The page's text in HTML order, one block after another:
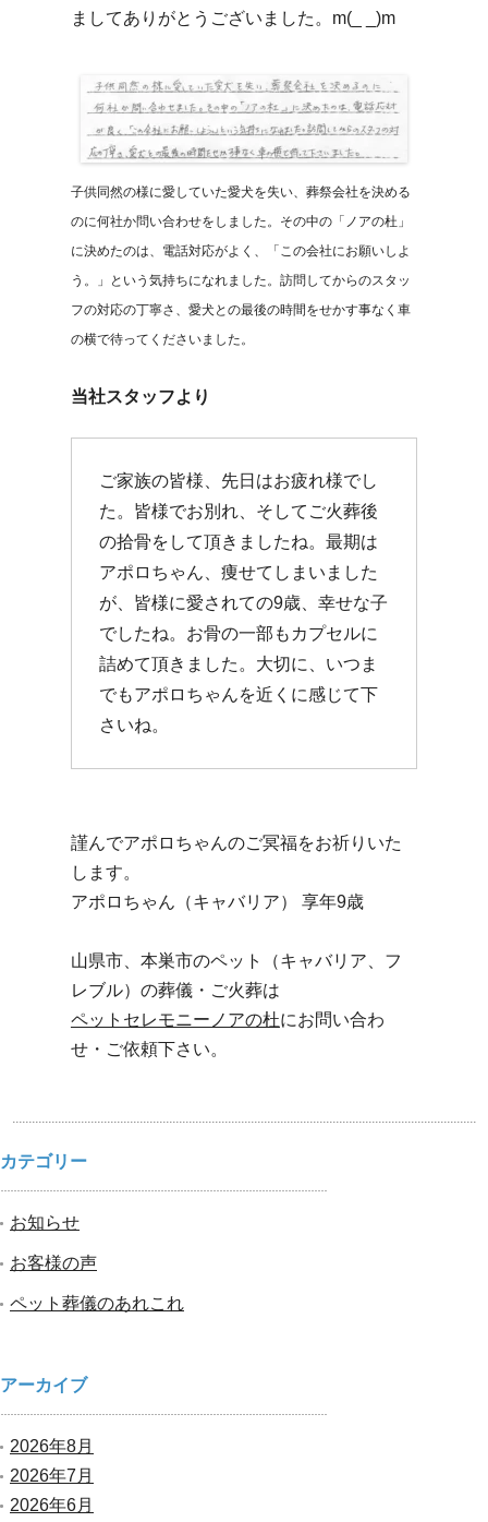
ましてありがとうございました。m(_ _)m
子供同然の様に愛していた愛犬を失い、葬祭会社を決める
のに何社か問い合わせをしました。その中の「ノアの杜」
に決めたのは、電話対応がよく、「この会社にお願いしよ
う。」という気持ちになれました。訪問してからのスタッ
フの対応の丁寧さ、愛犬との最後の時間をせかす事なく車
の横で待ってくださいました。
当社スタッフより
ご家族の皆様、先日はお疲れ様でし
た。皆様でお別れ、そしてご火葬後
の拾骨をして頂きましたね。最期は
アポロちゃん、痩せてしまいました
が、皆様に愛されての9歳、幸せな子
でしたね。お骨の一部もカプセルに
詰めて頂きました。大切に、いつま
でもアポロちゃんを近くに感じて下
さいね。
謹んでアポロちゃんのご冥福をお祈りいた
します。
アポロちゃん（キャバリア） 享年9歳
山県市、本巣市のペット（キャバリア、フ
レブル）の葬儀・ご火葬は
ペットセレモニーノアの杜にお問い合わ
せ・ご依頼下さい。
カテゴリー
お知らせ
お客様の声
ペット葬儀のあれこれ
アーカイブ
2026年8月
2026年7月
2026年6月